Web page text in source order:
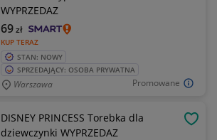
Promowane
WYPRZEDAZ
KUP TERAZ
69zł
STAN: NOWY
SPRZEDAJĄCY: OSOBA PRYWATNA
Warszawa
DISNEY PRINCESS Torebka dla
dziewczynki WYPRZEDAZ